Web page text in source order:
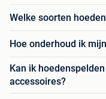
Welke soorten
Hoe onderhoud ik
Kan ik
accessoires?